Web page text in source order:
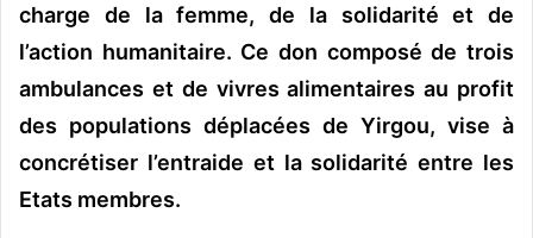
charge de la femme, de la solidarité et de
l’action humanitaire. Ce don composé de trois
ambulances et de vivres alimentaires au profit
des populations déplacées de Yirgou, vise à
concrétiser l’entraide et la solidarité entre les
Etats membres.